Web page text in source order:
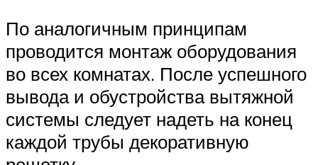
По аналогичным принципам
проводится монтаж оборудования
во всех комнатах. После успешного
вывода и обустройства вытяжной
системы следует надеть на конец
каждой трубы декоративную